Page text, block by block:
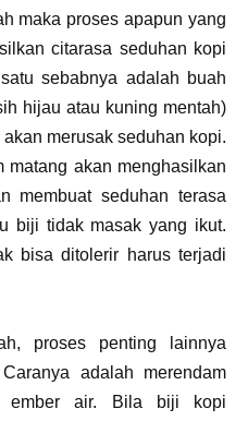
maka proses apapun yang
citarasa seduhan kopi
sebabnya adalah buah
hijau atau kuning mentah)
merusak seduhan kopi.
akan menghasilkan
membuat seduhan terasa
biji tidak masak yang ikut.
bisa ditolerir harus terjadi
proses penting lainnya
adalah merendam
ember air. Bila biji kopi